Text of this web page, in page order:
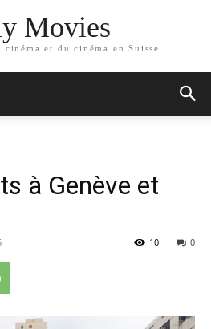
Movies
et du cinéma en Suisse
à Genève et
0
10